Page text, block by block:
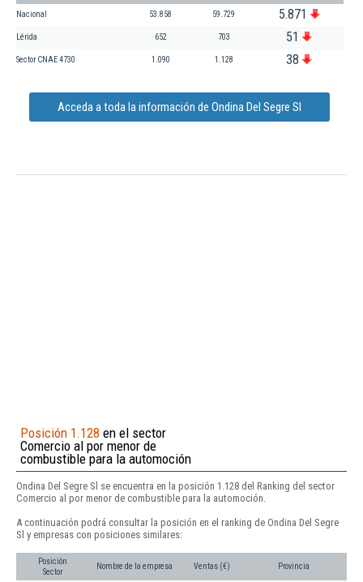
Nacional 53.858 59.729 5.871
Lérida 652 703 51
Sector CNAE 4730 1.090 1.128 38
Acceda a toda la información de Ondina Del Segre Sl
Posición 1.128 en el sector
Comercio al por menor de
combustible para la automoción
Ondina Del Segre Sl se encuentra en la posición 1.128 del Ranking del sector
Comercio al por menor de combustible para la automoción.
A continuación podrá consultar la posición en el ranking de Ondina Del Segre
Sl y empresas con posiciones similares:
Posición
Sector
Nombre de la empresa Ventas (€) Provincia